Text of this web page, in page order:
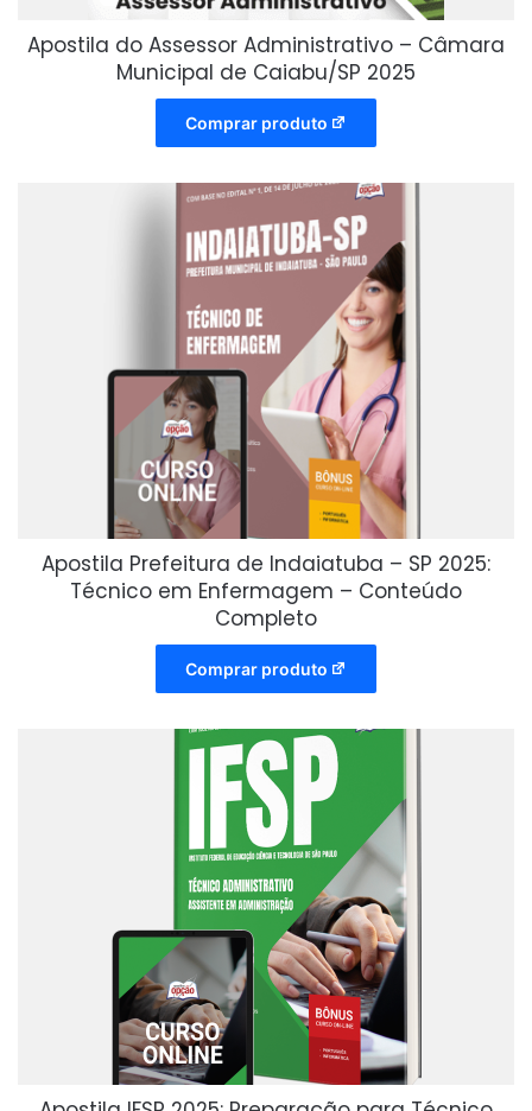
Apostila do Assessor Administrativo – Câmara
Municipal de Caiabu/SP 2025
Comprar produto
Apostila Prefeitura de Indaiatuba – SP 2025:
Técnico em Enfermagem – Conteúdo
Completo
Comprar produto